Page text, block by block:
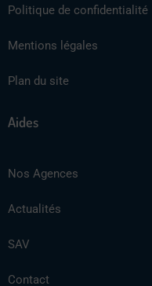
Politique de confidentialité
Mentions légales
Plan du site
Aides
Nos Agences
Actualités
SAV
Contact